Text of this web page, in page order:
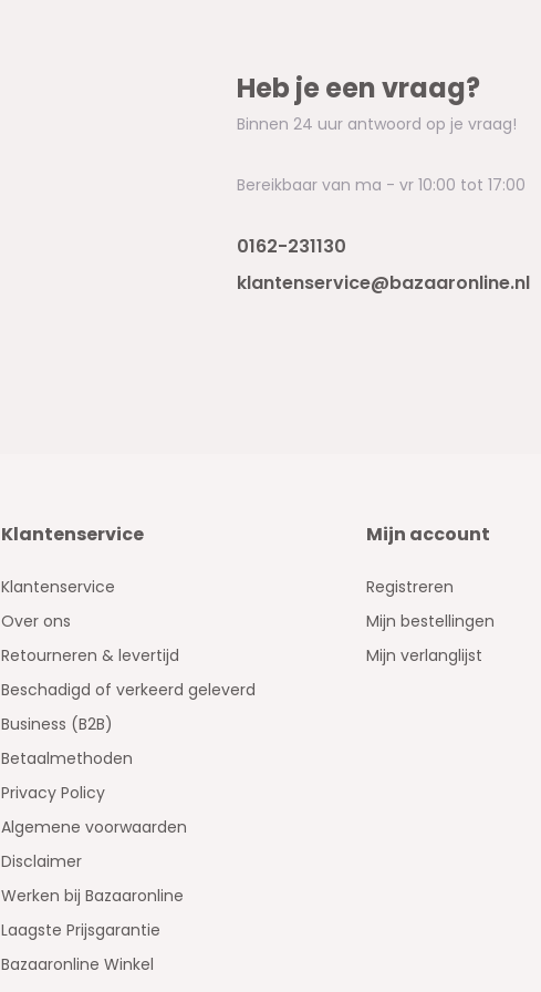
Heb je een vraag?
Binnen 24 uur antwoord op je vraag!
Bereikbaar van ma - vr 10:00 tot 17:00
0162-231130
klantenservice@bazaaronline.nl
Klantenservice
Klantenservice
Over ons
Retourneren & levertijd
Beschadigd of verkeerd geleverd
Business (B2B)
Betaalmethoden
Privacy Policy
Algemene voorwaarden
Disclaimer
Werken bij Bazaaronline
Laagste Prijsgarantie
Bazaaronline Winkel
Mijn account
Registreren
Mijn bestellingen
Mijn verlanglijst